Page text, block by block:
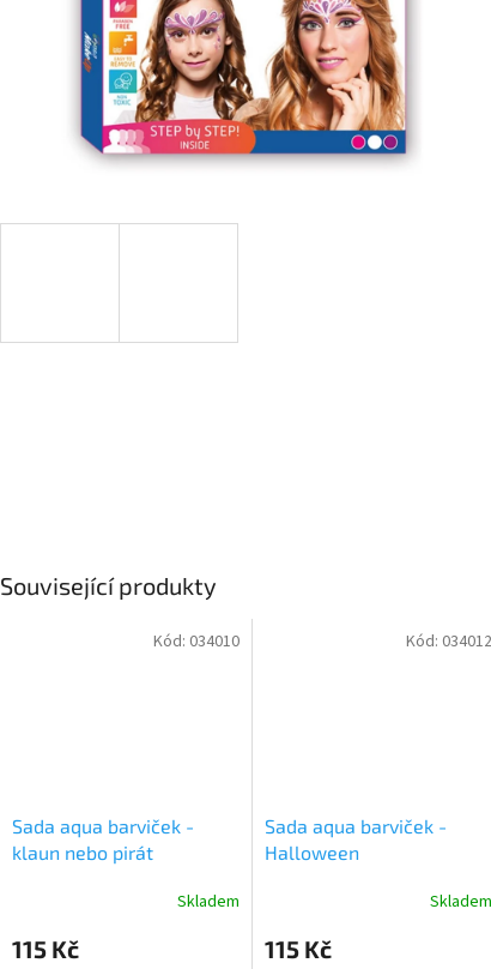
Související produkty
Sada aqua barviček -
klaun nebo pirát
Skladem
115 Kč
Kód: 034010
Sada aqua barviček -
Halloween
Skladem
115 Kč
Kód: 034012